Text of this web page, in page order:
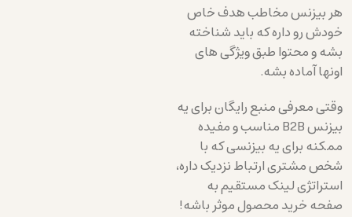
هر بیزنس مخاطب هدف خاص
خودش رو داره که باید شناخته
بشه و محتوا طبق ویژگی های
اونها آماده بشه.
وقتی معرفی منبع رایگان برای یه
بیزنس B2B مناسب و مفیده
ممکنه برای یه بیزنسی که با
شخص مشتری ارتباط نزدیک داره،
استراتژی لینک مستقیم به
صفحه خرید محصول موثر باشه!